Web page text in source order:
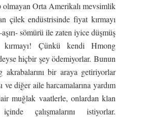
olmayan Orta Amerikalı mevsimlik
çilek endüstrisinde fiyat kırmayı
sömürü ile zaten iyice düşmüş
kırmayı! Çünkü kendi Hmong
hiçbir şey ödemiyorlar. Bunun
akrabalarını bir araya getiriyorlar
ve diğer aile harcamalarına yardım
muğlak vaatlerle, onlardan klan
içinde çalışmalarını istiyorlar.